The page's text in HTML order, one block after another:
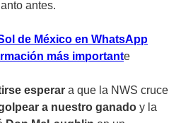
antes.
de México en WhatsApp
más importante
esperar a que la NWS cruce
a nuestro ganado y la